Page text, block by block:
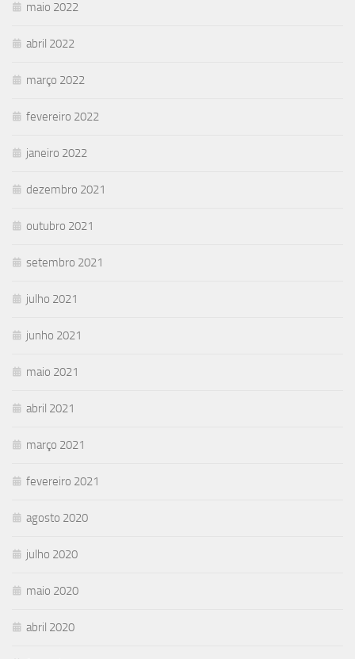
maio 2022
abril 2022
março 2022
fevereiro 2022
janeiro 2022
dezembro 2021
outubro 2021
setembro 2021
julho 2021
junho 2021
maio 2021
abril 2021
março 2021
fevereiro 2021
agosto 2020
julho 2020
maio 2020
abril 2020